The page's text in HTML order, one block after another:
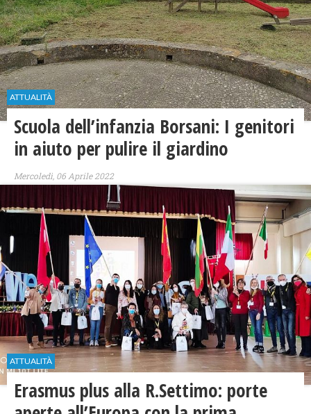
ATTUALITÀ
Scuola dell’infanzia Borsani: I genitori
in aiuto per pulire il giardino
Mercoledì, 06 Aprile 2022
ATTUALITÀ
Erasmus plus alla R.Settimo: porte